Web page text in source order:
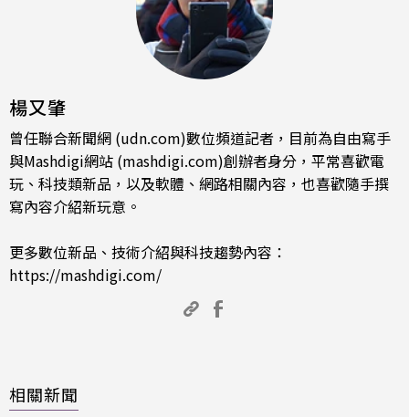
楊又肇
曾任聯合新聞網 (udn.com)數位頻道記者，目前為自由寫手
與Mashdigi網站 (mashdigi.com)創辦者身分，平常喜歡電
玩、科技類新品，以及軟體、網路相關內容，也喜歡隨手撰
寫內容介紹新玩意。
更多數位新品、技術介紹與科技趨勢內容：
https://mashdigi.com/
相關新聞